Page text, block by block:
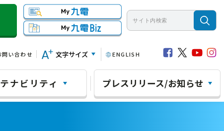
い合わせ 文字サイズ ENGLISH
ナビリティ プレスリリース/お知らせ